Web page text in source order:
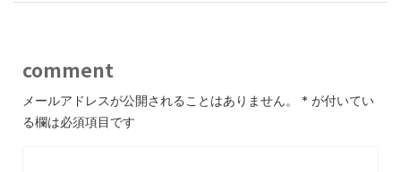
comment
メールアドレスが公開されることはありません。 * が付いてい
る欄は必須項目です